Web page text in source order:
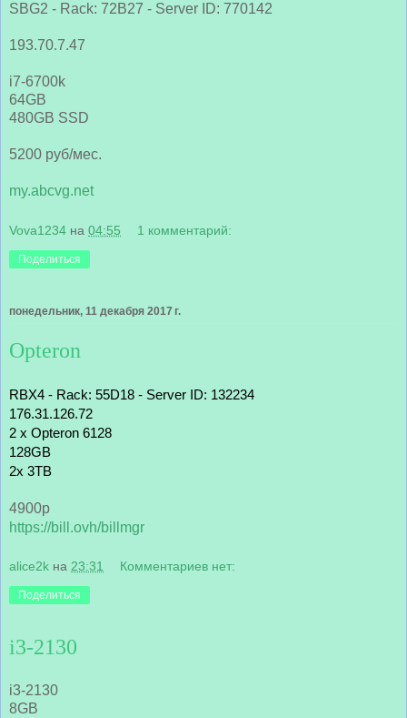
SBG2 - Rack: 72B27 - Server ID: 770142
193.70.7.47
i7-6700k
64GB
480GB SSD
5200 руб/мес.
my.abcvg.net
Vova1234 на 04:55 1 комментарий:
Поделиться
понедельник, 11 декабря 2017 г.
Opteron
RBX4 - Rack: 55D18 - Server ID: 132234
176.31.126.72
2 x Opteron 6128
128GB
2x 3TB
4900р
https://bill.ovh/billmgr
alice2k на 23:31 Комментариев нет:
Поделиться
i3-2130
i3-2130
8GB